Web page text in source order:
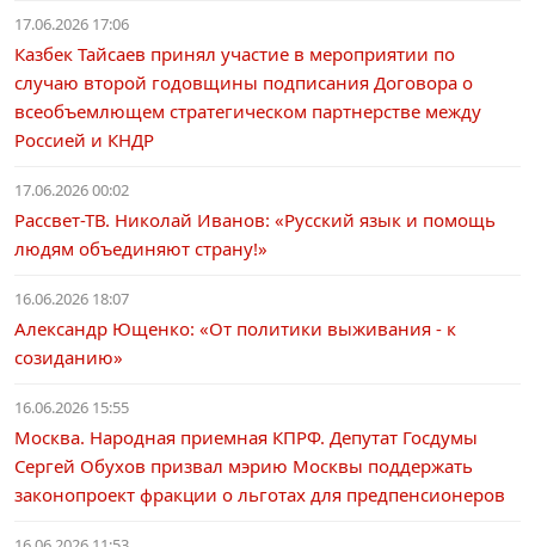
17.06.2026 17:06
Казбек Тайсаев принял участие в мероприятии по
случаю второй годовщины подписания Договора о
всеобъемлющем стратегическом партнерстве между
Россией и КНДР
17.06.2026 00:02
Рассвет-ТВ. Николай Иванов: «Русский язык и помощь
людям объединяют страну!»
16.06.2026 18:07
Александр Ющенко: «От политики выживания - к
созиданию»
16.06.2026 15:55
Москва. Народная приемная КПРФ. Депутат Госдумы
Сергей Обухов призвал мэрию Москвы поддержать
законопроект фракции о льготах для предпенсионеров